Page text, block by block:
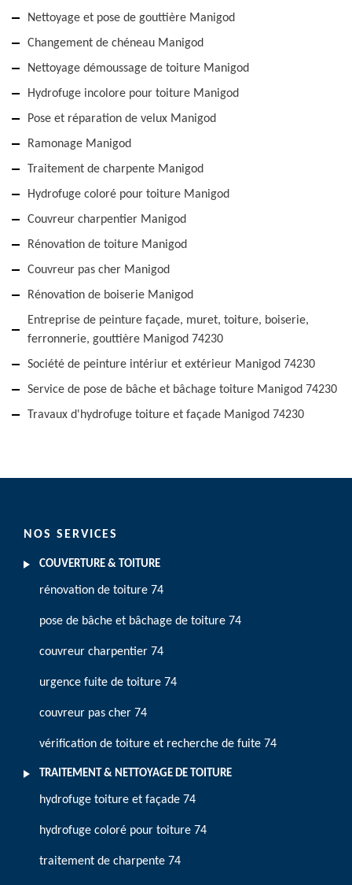
Nettoyage et pose de gouttière Manigod
Changement de chéneau Manigod
Nettoyage démoussage de toiture Manigod
Hydrofuge incolore pour toiture Manigod
Pose et réparation de velux Manigod
Ramonage Manigod
Traitement de charpente Manigod
Hydrofuge coloré pour toiture Manigod
Couvreur charpentier Manigod
Rénovation de toiture Manigod
Couvreur pas cher Manigod
Rénovation de boiserie Manigod
Entreprise de peinture façade, muret, toiture, boiserie,
ferronnerie, gouttière Manigod 74230
Société de peinture intériur et extérieur Manigod 74230
Service de pose de bâche et bâchage toiture Manigod 74230
Travaux d'hydrofuge toiture et façade Manigod 74230
NOS SERVICES
COUVERTURE & TOITURE
rénovation de toiture 74
pose de bâche et bâchage de toiture 74
couvreur charpentier 74
urgence fuite de toiture 74
couvreur pas cher 74
vérification de toiture et recherche de fuite 74
TRAITEMENT & NETTOYAGE DE TOITURE
hydrofuge toiture et façade 74
hydrofuge coloré pour toiture 74
traitement de charpente 74